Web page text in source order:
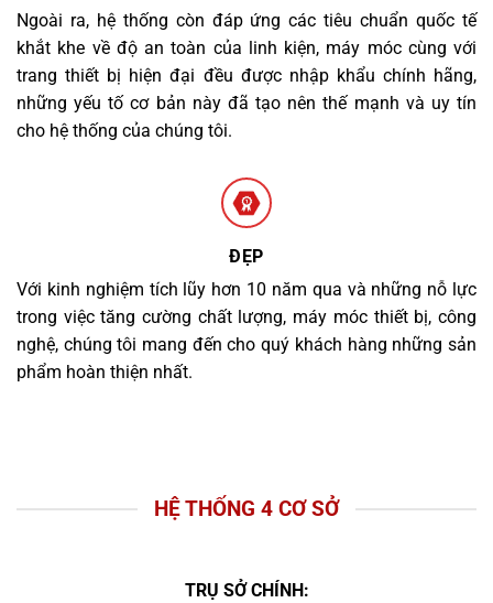
Ngoài ra, hệ thống còn đáp ứng các tiêu chuẩn quốc tế
khắt khe về độ an toàn của linh kiện, máy móc cùng với
trang thiết bị hiện đại đều được nhập khẩu chính hãng,
những yếu tố cơ bản này đã tạo nên thế mạnh và uy tín
cho hệ thống của chúng tôi.
ĐẸP
Với kinh nghiệm tích lũy hơn 10 năm qua và những nỗ lực
trong việc tăng cường chất lượng, máy móc thiết bị, công
nghệ, chúng tôi mang đến cho quý khách hàng những sản
phẩm hoàn thiện nhất.
HỆ THỐNG 4 CƠ SỞ
TRỤ SỞ CHÍNH: